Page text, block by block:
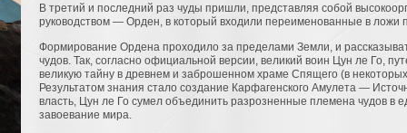
В третий и последний раз чуды пришли, представляя собой
руководством — Орден, в который входили переименованные в ложи
Формирование Ордена проходило за пределами Земли, и
чудов. Так, согласно официальной версии, великий воин Цун ле Го,
великую тайну в древнем и заброшенном храме Спящего (в
Результатом знания стало создание Карфагенского Амулета —
власть, Цун ле Го сумел объединить разрозненные племена чудов в
завоевание мира.